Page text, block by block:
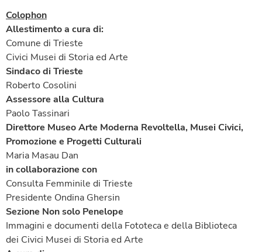
Colophon
Allestimento a cura di:
Comune di Trieste
Civici Musei di Storia ed Arte
Sindaco di Trieste
Roberto Cosolini
Assessore alla Cultura
Paolo Tassinari
Direttore Museo Arte Moderna Revoltella, Musei Civici,
Promozione e Progetti Culturali
Maria Masau Dan
in collaborazione con
Consulta Femminile di Trieste
Presidente Ondina Ghersin
Sezione Non solo Penelope
Immagini e documenti della Fototeca e della Biblioteca
dei Civici Musei di Storia ed Arte